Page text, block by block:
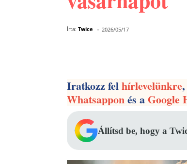
Írta: Twice - 2026/05/17
Iratkozz felhírlevelünkre
Whatsapponés aGoogle
Állítsd be, hogy a